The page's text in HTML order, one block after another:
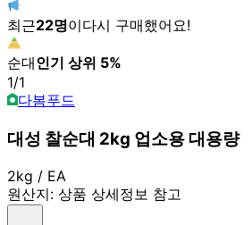
최근22명이다시 구매했어요!
순대인기 상위 5%
1/1
다봄푸드
대성 찰순대 2kg 업소용 대용량
2kg / EA
원산지: 상품 상세정보 참고